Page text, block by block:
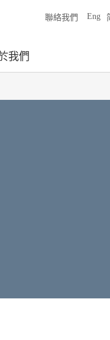
聯絡我們 Eng
我們